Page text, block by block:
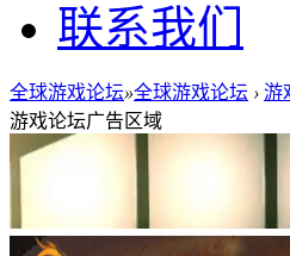
联系我们
全球游戏论坛»全球游戏论坛 › 游
游戏论坛广告区域